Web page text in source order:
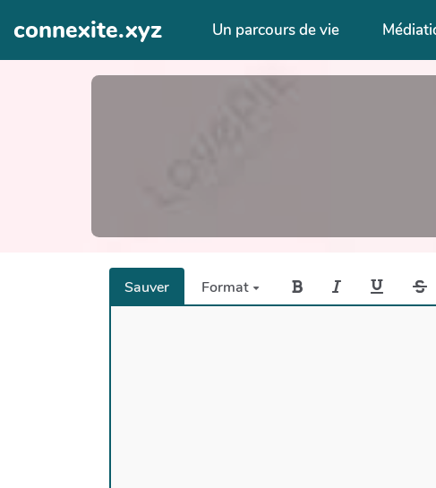
Aller au contenu principal
connexite.xyz Un parcours de vie
Sauver Format